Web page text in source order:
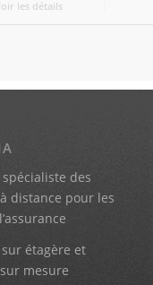
les détails
des
distance pour les
étagère et
mesure